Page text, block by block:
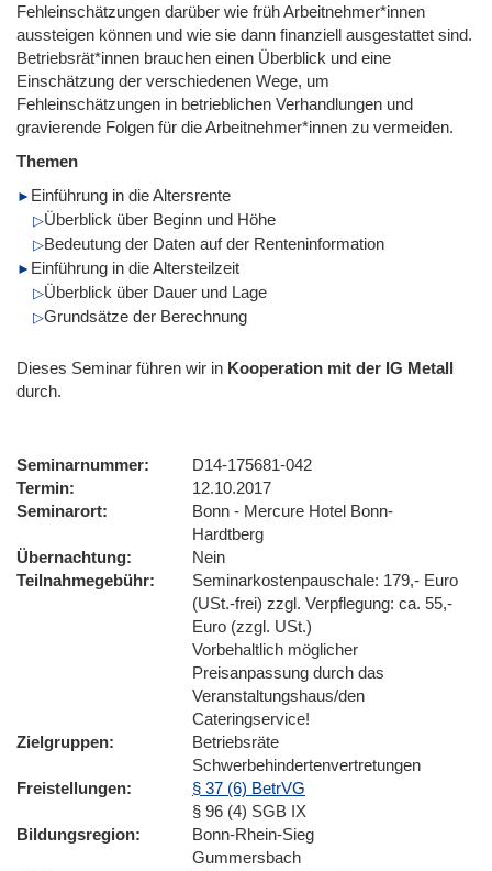
Fehleinschätzungen darüber wie früh Arbeitnehmer*innen
aussteigen können und wie sie dann finanziell ausgestattet sind.
Betriebsrät*innen brauchen einen Überblick und eine
Einschätzung der verschiedenen Wege, um
Fehleinschätzungen in betrieblichen Verhandlungen und
gravierende Folgen für die Arbeitnehmer*innen zu vermeiden.
Themen
Einführung in die Altersrente
Überblick über Beginn und Höhe
Bedeutung der Daten auf der Renteninformation
Einführung in die Altersteilzeit
Überblick über Dauer und Lage
Grundsätze der Berechnung
Dieses Seminar führen wir in Kooperation mit der IG Metall
durch.
Seminarnummer
D14-175681-042
Termin
12.10.2017
Seminarort
Bonn - Mercure Hotel Bonn-
Hardtberg
Übernachtung
Nein
Teilnahmegebühr
Seminarkostenpauschale: 179,- Euro
(USt.-frei) zzgl. Verpflegung: ca. 55,-
Euro (zzgl. USt.)
Vorbehaltlich möglicher
Preisanpassung durch das
Veranstaltungshaus/den
Cateringservice!
Zielgruppen
Betriebsräte
Schwerbehindertenvertretungen
Freistellungen
§ 37 (6) BetrVG
§ 96 (4) SGB IX
Bildungsregion
Bonn-Rhein-Sieg
Gummersbach